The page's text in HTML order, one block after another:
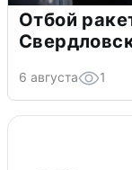
Отбой
6 августа 1